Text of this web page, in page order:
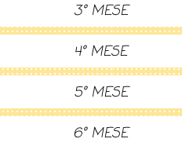
3° MESE
4° MESE
5° MESE
6° MESE